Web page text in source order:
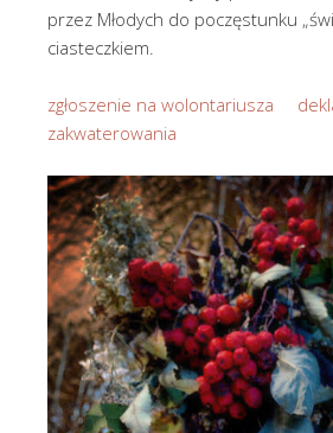
przez Młodych do poczęstunku
ciasteczkiem.
zgłoszenie na wolontariusza
zakwaterowania